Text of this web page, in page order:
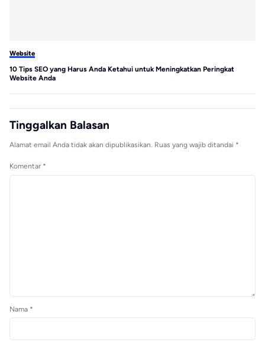
Website
10 Tips SEO yang Harus Anda Ketahui untuk Meningkatkan Peringkat
Website Anda
Tinggalkan Balasan
Alamat email Anda tidak akan dipublikasikan. Ruas yang wajib ditandai *
Komentar *
Nama *